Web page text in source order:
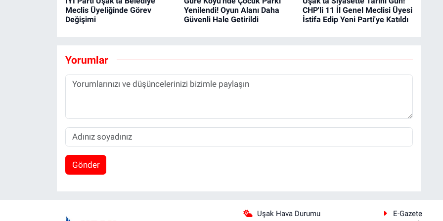
Meclis Üyeliğinde Görev
Değişimi
Yenilendi! Oyun Alanı Daha
Güvenli Hale Getirildi
CHP'li 11 İl Genel Meclisi Üyesi
İstifa Edip Yeni Parti'ye Katıldı
Yorumlar
Gönder
Uşak Hava Durumu
E-Gazete